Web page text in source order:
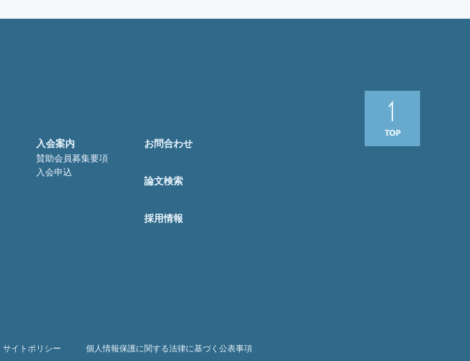
入会案内
賛助会員募集要項
入会申込
お問合わせ
論文検索
採用情報
サイトポリシー 個人情報保護に関する法律に基づく公表事項